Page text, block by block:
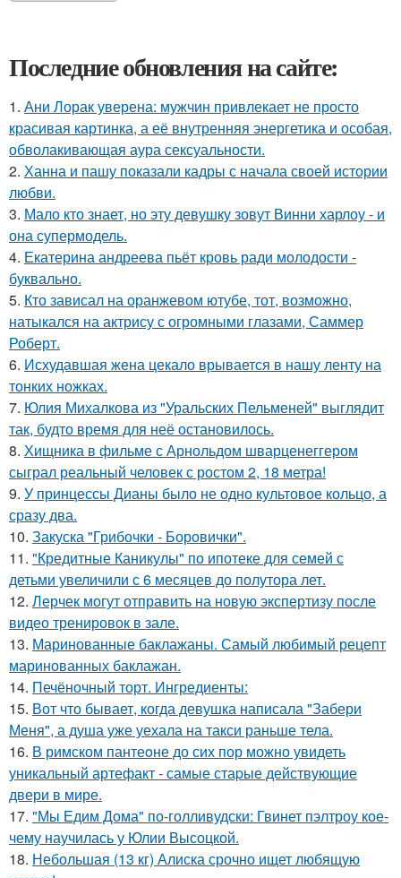
Последние обновления на сайте:
1. Ани Лорак уверена: мужчин привлекает не просто
красивая картинка, а её внутренняя энергетика и особая,
обволакивающая аура сексуальности.
2. Ханна и пашу показали кадры с начала своей истории
любви.
3. Мало кто знает, но эту девушку зовут Винни харлоу - и
она супермодель.
4. Екатерина андреева пьёт кровь ради молодости -
буквально.
5. Кто зависал на оранжевом ютубе, тот, возможно,
натыкался на актрису с огромными глазами, Саммер
Роберт.
6. Исхудавшая жена цекало врывается в нашу ленту на
тонких ножках.
7. Юлия Михалкова из "Уральских Пельменей" выглядит
так, будто время для неё остановилось.
8. Хищника в фильме с Арнольдом шварценеггером
сыграл реальный человек с ростом 2, 18 метра!
9. У принцессы Дианы было не одно культовое кольцо, а
сразу два.
10. Закуска "Грибочки - Боровички".
11. "Кредитные Каникулы" по ипотеке для семей с
детьми увеличили с 6 месяцев до полутора лет.
12. Лерчек могут отправить на новую экспертизу после
видео тренировок в зале.
13. Маринованные баклажаны. Самый любимый рецепт
маринованных баклажан.
14. Печёночный торт. Ингредиенты:
15. Вот что бывает, когда девушка написала "Забери
Меня", а душа уже уехала на такси раньше тела.
16. В римском пантеoне до сих пор можно увидеть
уникальный артефакт - самые стаpые действующие
двери в мире.
17. "Мы Едим Дома" по-голливудски: Гвинет пэлтроу кое-
чему научилась у Юлии Высоцкой.
18. Небольшая (13 кг) Алиска срочно ищет любящую